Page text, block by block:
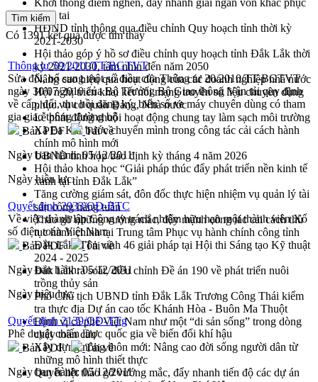
Khơi thông điểm nghẽn, đẩy nhanh giải ngân vốn khắc phục
thiên tai
HĐND tỉnh thông qua điều chỉnh Quy hoạch tỉnh thời kỳ
2021-2030
Hội thảo góp ý hồ sơ điều chỉnh quy hoạch tỉnh Đắk Lắk thời
kỳ 2021-2030, tầm nhìn đến năm 2050
Nâng cao hiệu quả hoạt động của các doanh nghiệp nhà nước
Hội nghị triển khai kết nối mạng truyền số liệu chuyên dùng
phục vụ cơ quan Đảng, Nhà nước
Lễ phát động chuỗi hoạt động chung tay làm sạch môi trường
Xã Ea Kar bước chuyển mình trong công tác cải cách hành
chính mô hình mới
UBND tỉnh họp báo định kỳ tháng 4 năm 2026
Hội thảo khoa học “Giải pháp thúc đẩy phát triển nền kinh tế
xanh tại tỉnh Đắk Lắk”
Tăng cường giám sát, đôn đốc thực hiện nhiệm vụ quản lý tài
sản công hàng tuần
Tháo gỡ những vướng mắc, đẩy mạnh công tác cải cách thủ
tục hành chính tại Trung tâm Phục vụ hành chính công tỉnh
Đắk Lắk: Tôn vinh 46 giải pháp tại Hội thi Sáng tạo Kỹ thuật
2024 - 2025
Đắk Lắk rà soát, điều chỉnh Đề án 190 về phát triển nuôi
trồng thủy sản
Phó Chủ tịch UBND tỉnh Đắk Lắk Trương Công Thái kiểm
tra thực địa Dự án cao tốc Khánh Hòa - Buôn Ma Thuột
Định vị cà phê Việt Nam như một “di sản sống” trong dòng
chảy toàn cầu
Xây dựng nông thôn mới: Nâng cao đời sống người dân từ
những mô hình thiết thực
Quyết liệt tháo gỡ vướng mắc, đẩy nhanh tiến độ các dự án
Có 1391kết quả được tìm thấy
Thông tư 59/2011/TT-BGTVT
Sửa đổi, bổ sung một số điều của Thông tư 20/2010/TT-BGTVT
ngày 30/07/2010 của Bộ Trưởng Bộ Giao thông Vận tải quy định
về cấp, đổi, thu hồi đăng ký, biển số xe máy chuyên dùng có tham
gia giao thông đường bộ
Bản PDF
Tải về
Ngày ban hành:05/12/2011
Ngày hiệu lực:
Quyết định 2933/QĐ-BTC
Về việc thành lập Công ty trách nhiệm hữu hạn một thành viên Xổ
số điện toán Việt Nam
Bản PDF
Tải về
Ngày ban hành:05/12/2011
Ngày hiệu lực:
Quyết định 2139/QĐ-TTg
Phê duyệt chiến lược quốc gia về biến đổi khí hậu
Bản PDF
Tải về
Ngày ban hành:05/12/2011